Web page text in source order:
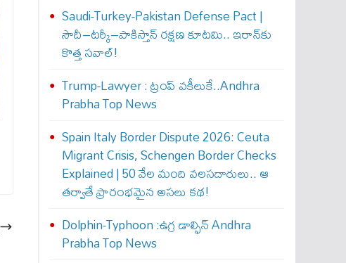
Saudi-Turkey-Pakistan Defense Pact |
సౌదీ–టర్కీ–పాకిస్తాన్ రక్షణ కూటమి.. ఇరాన్‌కు
కొత్త సవాల్!
Trump-Lawyer : ట్రంప్ వ‌కీలుకే..Andhra
Prabha Top News
Spain Italy Border Dispute 2026: Ceuta
Migrant Crisis, Schengen Border Checks
Explained | 50 వేల మంది వలసదారులు.. ఆ
తర్వాతే ప్రారంభ‌మైన అసలు కథ!
Dolphin-Typhoon :ఉగ్ర డాల్ఫిన్ Andhra
Prabha Top News